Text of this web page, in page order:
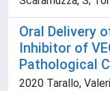
Oral Delivery
Inhibitor of
Pathological
2020 Tarallo,